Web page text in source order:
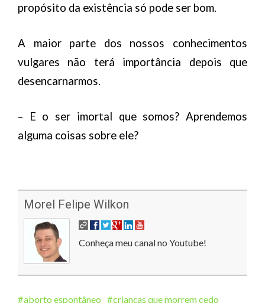
propósito da existência só pode ser bom.
A maior parte dos nossos conhecimentos
vulgares não terá importância depois que
desencarnarmos.
– E o ser imortal que somos? Aprendemos
alguma coisas sobre ele?
Morel Felipe Wilkon
Conheça meu canal no Youtube!
aborto espontâneo
crianças que morrem cedo